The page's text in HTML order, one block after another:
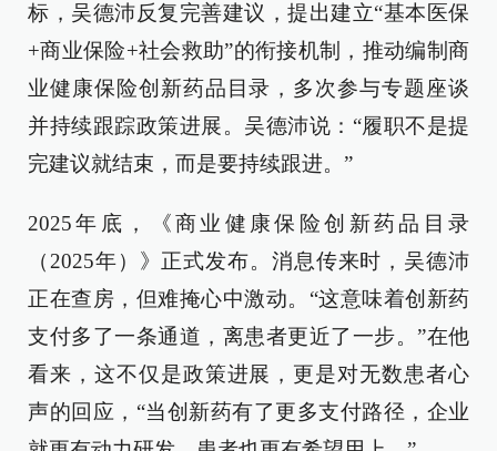
标，吴德沛反复完善建议，提出建立“基本医保
+商业保险+社会救助”的衔接机制，推动编制商
业健康保险创新药品目录，多次参与专题座谈
并持续跟踪政策进展。吴德沛说：“履职不是提
完建议就结束，而是要持续跟进。”
2025年底，《商业健康保险创新药品目录
（2025年）》正式发布。消息传来时，吴德沛
正在查房，但难掩心中激动。“这意味着创新药
支付多了一条通道，离患者更近了一步。”在他
看来，这不仅是政策进展，更是对无数患者心
声的回应，“当创新药有了更多支付路径，企业